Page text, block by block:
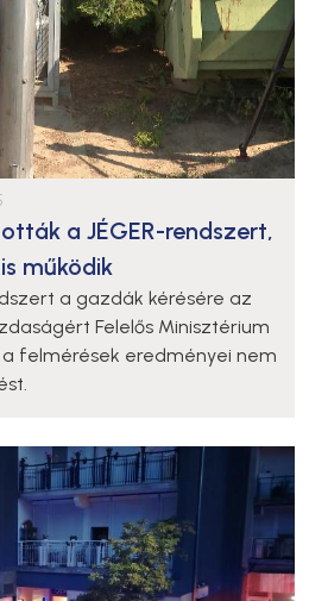
a JÉGER-rendszert,
működik
a gazdák kérésére az
Felelős Minisztérium
a felmérések eredményei nem